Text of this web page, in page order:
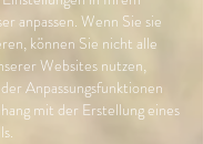
anpassen. Wenn Sie sie
können Sie nicht alle
Websites nutzen,
Anpassungsfunktionen
mit der Erstellung eines